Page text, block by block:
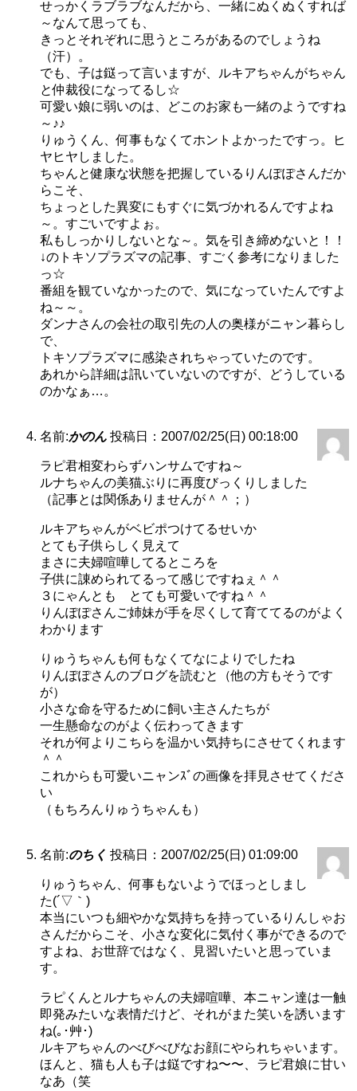
せっかくラブラブなんだから、一緒にぬくぬくすれば
～なんて思っても、
きっとそれぞれに思うところがあるのでしょうね
（汗）。
でも、子は鎹って言いますが、ルキアちゃんがちゃん
と仲裁役になってるし☆
可愛い娘に弱いのは、どこのお家も一緒のようですね
～♪♪
りゅうくん、何事もなくてホントよかったですっ。ヒ
ヤヒヤしました。
ちゃんと健康な状態を把握しているりんぽぽさんだか
らこそ、
ちょっとした異変にもすぐに気づかれるんですよね
～。すごいですよぉ。
私もしっかりしないとな～。気を引き締めないと！！
↓のトキソプラズマの記事、すごく参考になりました
っ☆
番組を観ていなかったので、気になっていたんですよ
ね～～。
ダンナさんの会社の取引先の人の奥様がニャン暮らし
で、
トキソプラズマに感染されちゃっていたのです。
あれから詳細は訊いていないのですが、どうしている
のかなぁ…。
名前:かのん 投稿日：2007/02/25(日) 00:18:00
ラピ君相変わらずハンサムですね～
ルナちゃんの美猫ぶりに再度びっくりしました
（記事とは関係ありませんが＾＾；）
ルキアちゃんがベビポつけてるせいか
とても子供らしく見えて
まさに夫婦喧嘩してるところを
子供に諌められてるって感じですねぇ＾＾
３にゃんとも とても可愛いですね＾＾
りんぽぽさんご姉妹が手を尽くして育ててるのがよく
わかります
りゅうちゃんも何もなくてなによりでしたね
りんぽぽさんのブログを読むと（他の方もそうです
が）
小さな命を守るために飼い主さんたちが
一生懸命なのがよく伝わってきます
それが何よりこちらを温かい気持ちにさせてくれます
＾＾
これからも可愛いニャンｽﾞの画像を拝見させてくださ
い
（もちろんりゅうちゃんも）
名前:のちく 投稿日：2007/02/25(日) 01:09:00
りゅうちゃん、何事もないようでほっとしまし
た(´▽｀)
本当にいつも細やかな気持ちを持っているりんしゃお
さんだからこそ、小さな変化に気付く事ができるので
すよね、お世辞ではなく、見習いたいと思っていま
す。
ラピくんとルナちゃんの夫婦喧嘩、本ニャン達は一触
即発みたいな表情だけど、それがまた笑いを誘います
ね(｡･艸･)
ルキアちゃんのべびべびなお顔にやられちゃいます。
ほんと、猫も人も子は鎹ですね〜〜、ラピ君娘に甘い
なあ（笑